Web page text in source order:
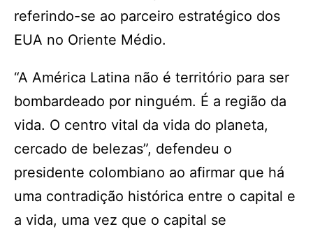
referindo-se ao parceiro estratégico dos
EUA no Oriente Médio.
“A América Latina não é território para ser
bombardeado por ninguém. É a região da
vida. O centro vital da vida do planeta,
cercado de belezas”, defendeu o
presidente colombiano ao afirmar que há
uma contradição histórica entre o capital e
a vida, uma vez que o capital se